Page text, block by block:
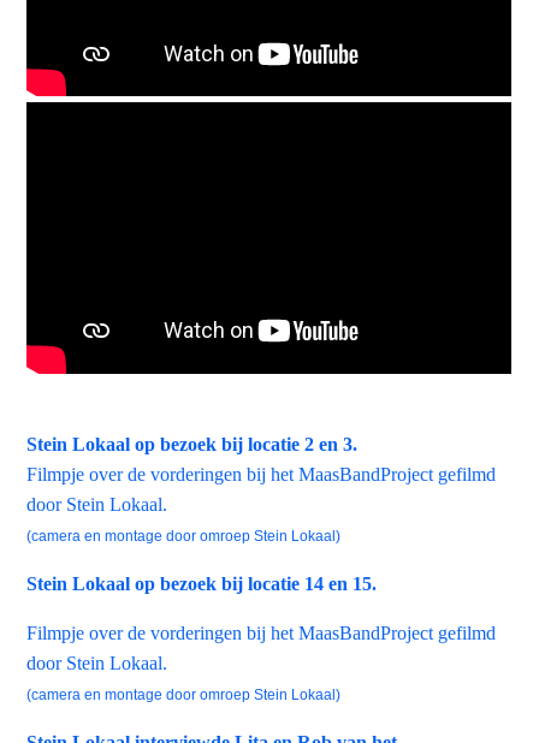
Stein Lokaal op bezoek bij locatie 2 en 3.
Filmpje over de vorderingen bij het MaasBandProject gefilmd
door Stein Lokaal.
(camera en montage door omroep Stein Lokaal)
Stein Lokaal op bezoek bij locatie 14 en 15.
Filmpje over de vorderingen bij het MaasBandProject gefilmd
door Stein Lokaal.
(camera en montage door omroep Stein Lokaal)